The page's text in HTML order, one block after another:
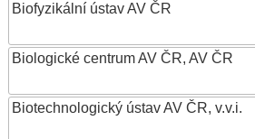
Biofyzikální ústav AV ČR
Biologické centrum AV ČR, AV ČR
Biotechnologický ústav AV ČR, v.v.i.